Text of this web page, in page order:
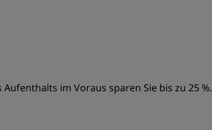
im Voraus sparen Sie bis zu 25 %.